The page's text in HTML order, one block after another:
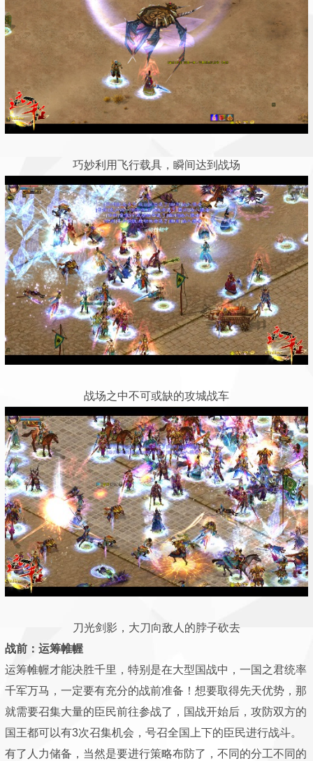
巧妙利用飞行载具，瞬间达到战场
战场之中不可或缺的攻城战车
刀光剑影，大刀向敌人的脖子砍去
战前：运筹帷幄
运筹帷幄才能决胜千里，特别是在大型国战中，一国之君统率
千军万马，一定要有充分的战前准备！想要取得先天优势，那
就需要召集大量的臣民前往参战了，国战开始后，攻防双方的
国王都可以有3次召集机会，号召全国上下的臣民进行战斗。
有了人力储备，当然是要进行策略布防了，不同的分工不同的